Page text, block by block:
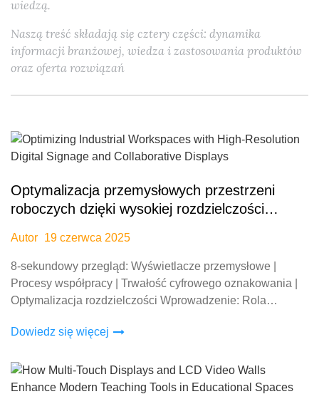
wiedzą.
Naszą treść składają się cztery części: dynamika
informacji branżowej, wiedza i zastosowania produktów
oraz oferta rozwiązań
Optymalizacja przemysłowych przestrzeni
roboczych dzięki wysokiej rozdzielczości
wyświetlaczom
Autor 19 czerwca 2025
8-sekundowy przegląd: Wyświetlacze przemysłowe |
Procesy współpracy | Trwałość cyfrowego oznakowania |
Optymalizacja rozdzielczości Wprowadzenie: Rola
przemysłowych Przemysłowi środowiska
Dowiedz się więcej